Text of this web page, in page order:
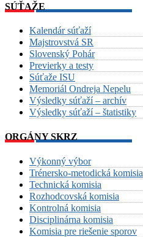
SÚŤAŽE
Kalendár súťaží
Majstrovstvá SR
Slovenský Pohár
Previerky a testy
Súťaže ISU
Memoriál Ondreja Nepelu
Výsledky súťaží – archív
Výsledky súťaží – štatistiky
ORGÁNY SKRZ
Výkonný výbor
Trénersko-metodická komisia
Technická komisia
Rozhodcovská komisia
Kontrolná komisia
Disciplinárna komisia
Komisia pre riešenie sporov